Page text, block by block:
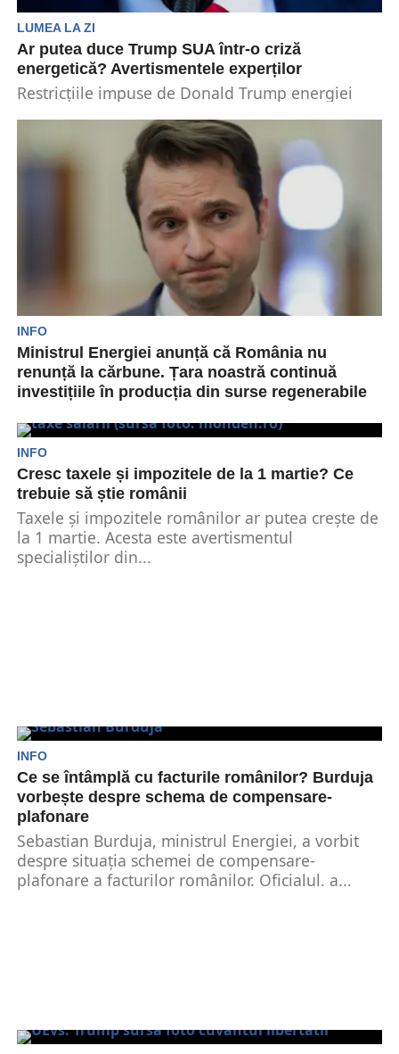
LUMEA LA ZI
Ar putea duce Trump SUA într-o criză
energetică? Avertismentele experților
Restricțiile impuse de Donald Trump energiei
energiei electrice în...
INFO
Ministrul Energiei anunță că România nu
renunță la cărbune. Țara noastră continuă
investițiile în producția din surse regenerabile
România nu va renunța șa cărbune, iar
investițiile în energie regenerabilă...
INFO
Cresc taxele și impozitele de la 1 martie? Ce
trebuie să știe românii
Taxele și impozitele românilor ar putea crește de
la 1 martie. Acesta este avertismentul
specialiștilor din...
INFO
Ce se întâmplă cu facturile românilor? Burduja
vorbește despre schema de compensare-
plafonare
Sebastian Burduja, ministrul Energiei, a vorbit
despre situația schemei de compensare-
plafonare a facturilor românilor. Oficialul. a...